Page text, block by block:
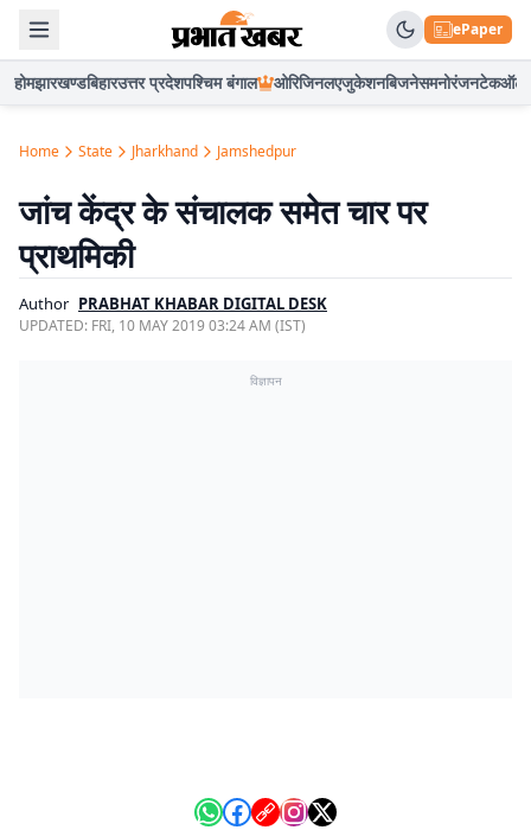
ePaper
होमझारखण्डबिहारउत्तर प्रदेशपश्चिम बंगाल ओरिजिनलएजुकेशनबिजनेसमनोरंजनटेकऑटो
Home State Jharkhand Jamshedpur
जांच केंद्र के संचालक समेत चार पर
प्राथमिकी
Author PRABHAT KHABAR DIGITAL DESK
UPDATED: FRI, 10 MAY 2019 03:24 AM (IST)
विज्ञापन